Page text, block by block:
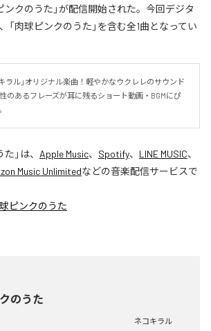
ンクのうた」が配信開始された。今回デジタ
「肉球ピンクのうた」を含む全1曲となってい
ラル」オリジナル楽曲！軽やかなウクレレのサウンド
のあるフレーズが耳に残るショート動画・BGMにぴ
た 」は、 Apple Music、 Spotify、 LINE MUSIC、
Music Unlimitedなどの音楽配信サービスで
ピンクのうた
のうた
ネコキラル